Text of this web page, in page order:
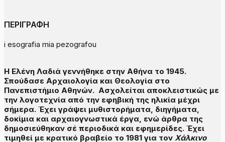
ΠΕΡΙΓΡΑΦΗ
i esografia mia pezografou
H Ελένη Λαδιά γεννήθηκε στην Αθήνα τo 1945.
Σπούδασε Αρχαιολογία και Θεολογία στο
Πανεπιστήμιο Αθηνών. Ασχολείται αποκλειστικώς με
την λογοτεχνία από την εφηβική της ηλικία μέχρι
σήμερα. Έχει γράψει μυθιστορήματα, διηγήματα,
δοκίμια και αρχαιογνωστικά έργα, ενώ άρθρα της
δημοσιεύθηκαν σέ περιοδικά και εφημερίδες. Έχει
τιμηθεί με κρατικό βραβείο το 1981 για τον Χάλκινο